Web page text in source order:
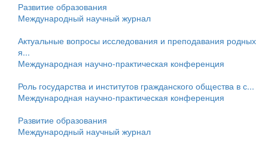
Развитие образования
Международный научный журнал
Актуальные вопросы исследования и преподавания родных
я...
Международная научно-практическая конференция
Роль государства и институтов гражданского общества в с...
Международная научно-практическая конференция
Развитие образования
Международный научный журнал